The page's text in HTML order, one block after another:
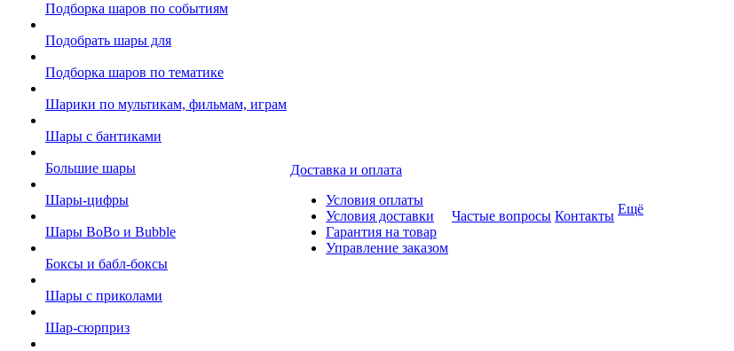
Подборка шаров по событиям
Подобрать шары для
Подборка шаров по тематике
Шарики по мультикам, фильмам, играм
Шары с бантиками
Большие шары
Шары-цифры
Шары BoBo и Bubble
Боксы и бабл-боксы
Шары с приколами
Шар-сюрприз
Доставка и оплата
Условия оплаты
Условия доставки
Гарантия на товар
Управление заказом
Частые вопросы Контакты Ещё